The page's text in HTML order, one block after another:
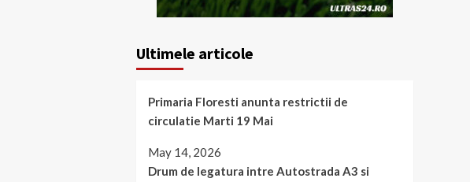
Ultimele articole
Primaria Floresti anunta restrictii de
circulatie Marti 19 Mai
May 14, 2026
Drum de legatura intre Autostrada A3 si